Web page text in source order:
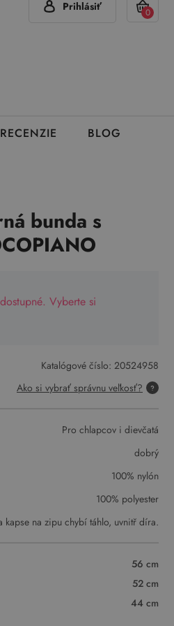
- Pia 7:00 - 15:00) info@brumla.sk
Prihlásiť 0
RECENZIE BLOG
bunda s
Vyberte si
Katalógové číslo: 20524958
Ako si vybrať správnu veľkosť?
Pro chlapcov i dievčatá
dobrý
100% nylón
100% polyester
kapse na zipu chybí táhlo, uvnitř díra.
56 cm
52 cm
44 cm